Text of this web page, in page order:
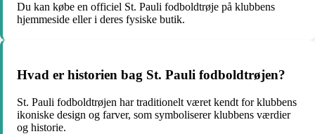
Du kan købe en officiel St. Pauli fodboldtrøje på klubbens
hjemmeside eller i deres fysiske butik.
Hvad er historien bag St. Pauli fodboldtrøjen?
St. Pauli fodboldtrøjen har traditionelt været kendt for klubbens
ikoniske design og farver, som symboliserer klubbens værdier
og historie.